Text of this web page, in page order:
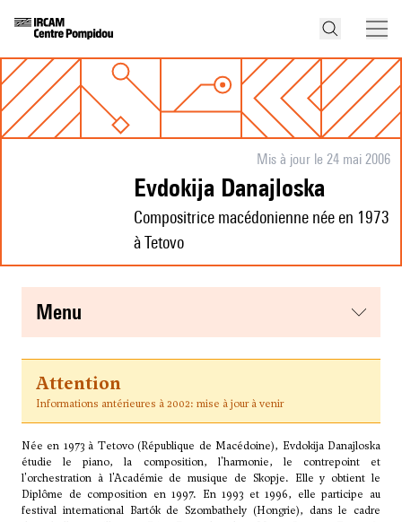
Mis à jour le 24 mai 2006
Evdokija Danajloska
Compositrice macédonienne née en 1973
à Tetovo
menu
Attention
Informations antérieures à 2002: mise à jour à venir
Née en 1973 à Tetovo (République de Macédoine), Evdokija Danajloska
étudie le piano, la composition, l'harmonie, le contrepoint et
l'orchestration à l'Académie de musique de Skopje. Elle y obtient le
Diplôme de composition en 1997. En 1993 et 1996, elle participe au
festival international Bartók de Szombathely (Hongrie), dans le cadre